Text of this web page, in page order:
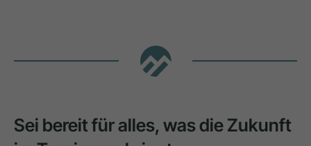
Sei bereit für alles, was die Zukunft